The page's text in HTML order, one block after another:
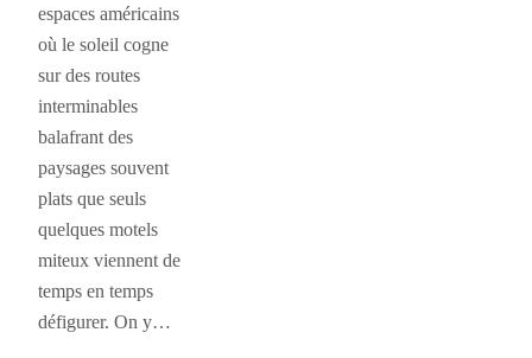
espaces américains
où le soleil cogne
sur des routes
interminables
balafrant des
paysages souvent
plats que seuls
quelques motels
miteux viennent de
temps en temps
défigurer. On y…